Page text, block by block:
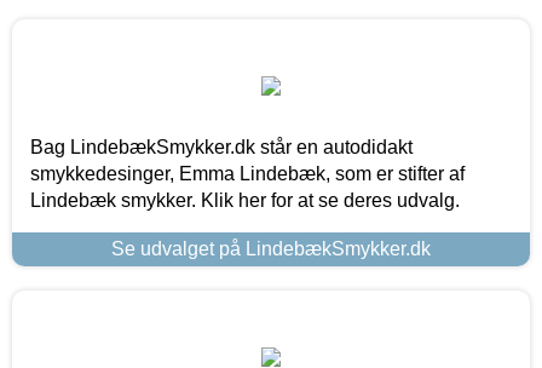
Bag LindebækSmykker.dk står en autodidakt
smykkedesinger, Emma Lindebæk, som er stifter af
Lindebæk smykker. Klik her for at se deres udvalg.
Se udvalget på LindebækSmykker.dk